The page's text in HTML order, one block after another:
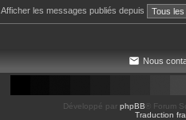
Afficher les messages publiés depuis
Nous
Développé par phpBB ® Forum
Traduction